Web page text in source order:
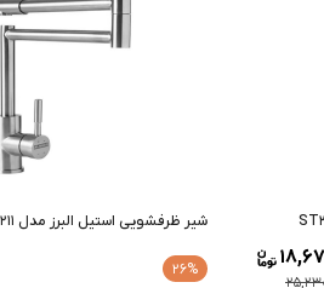
شیر ظرفشویی استیل البرز مدل ST211
26%